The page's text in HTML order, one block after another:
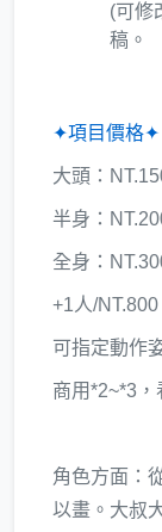
(可
稿。
✦項目價格✦
大頭：
半身：
全身：
+1人/NT.800
可指定動作
商用*2~*3，
角色方面：
以畫。大叔